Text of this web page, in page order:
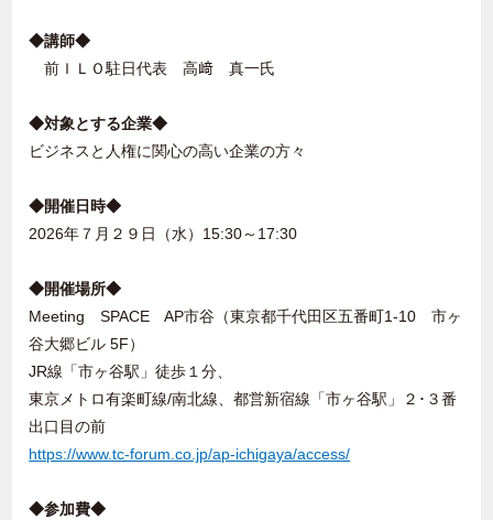
◆講師◆
前ＩＬＯ駐日代表 高﨑 真一氏
◆対象とする企業◆
ビジネスと人権に関心の高い企業の方々
◆開催日時◆
2026年７月２９日（水） 15:30～ 17:30
◆開催場所◆
Meeting
SPACE AP市谷（東京都千代田区五番町1-10 市ヶ
谷大郷ビル 5F）
JR線「市ヶ谷駅」徒歩１分、
東京メトロ有楽町線/南北線、都営新宿線「市ヶ谷駅」２･３番
出口目の前
https://www.tc-forum.co.jp/ap-ichigaya/access/
◆参加費◆